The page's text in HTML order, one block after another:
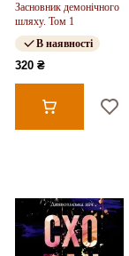
Засновник демонічного
шляху. Том 1
В наявності
320 ₴